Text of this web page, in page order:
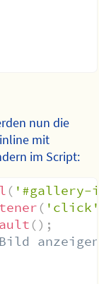
nun die
mit
im Script:
( '#gallery-
( 'click'
() ;
anzeigen